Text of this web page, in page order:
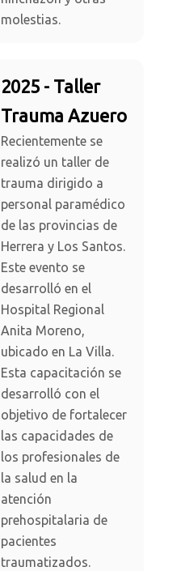
molestias.
2025 - Taller
Trauma Azuero
Recientemente se
realizó un taller de
trauma dirigido a
personal paramédico
de las provincias de
Herrera y Los Santos.
Este evento se
desarrolló en el
Hospital Regional
Anita Moreno,
ubicado en La Villa.
Esta capacitación se
desarrolló con el
objetivo de fortalecer
las capacidades de
los profesionales de
la salud en la
atención
prehospitalaria de
pacientes
traumatizados.